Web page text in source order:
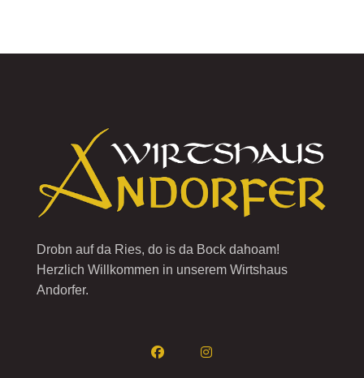
Drobn auf da Ries, do is da Bock dahoam!
Herzlich Willkommen in unserem Wirtshaus
Andorfer.